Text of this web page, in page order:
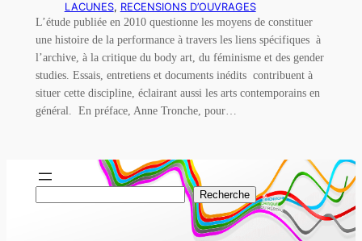
LACUNES, RECENSIONS D’OUVRAGES
L’étude publiée en 2010 questionne les moyens de constituer
une histoire de la performance à travers les liens spécifiques à
l’archive, à la critique du body art, du féminisme et des gender
studies. Essais, entretiens et documents inédits contribuent à
situer cette discipline, éclairant aussi les arts contemporains en
général. En préface, Anne Tronche, pour…
Recherche